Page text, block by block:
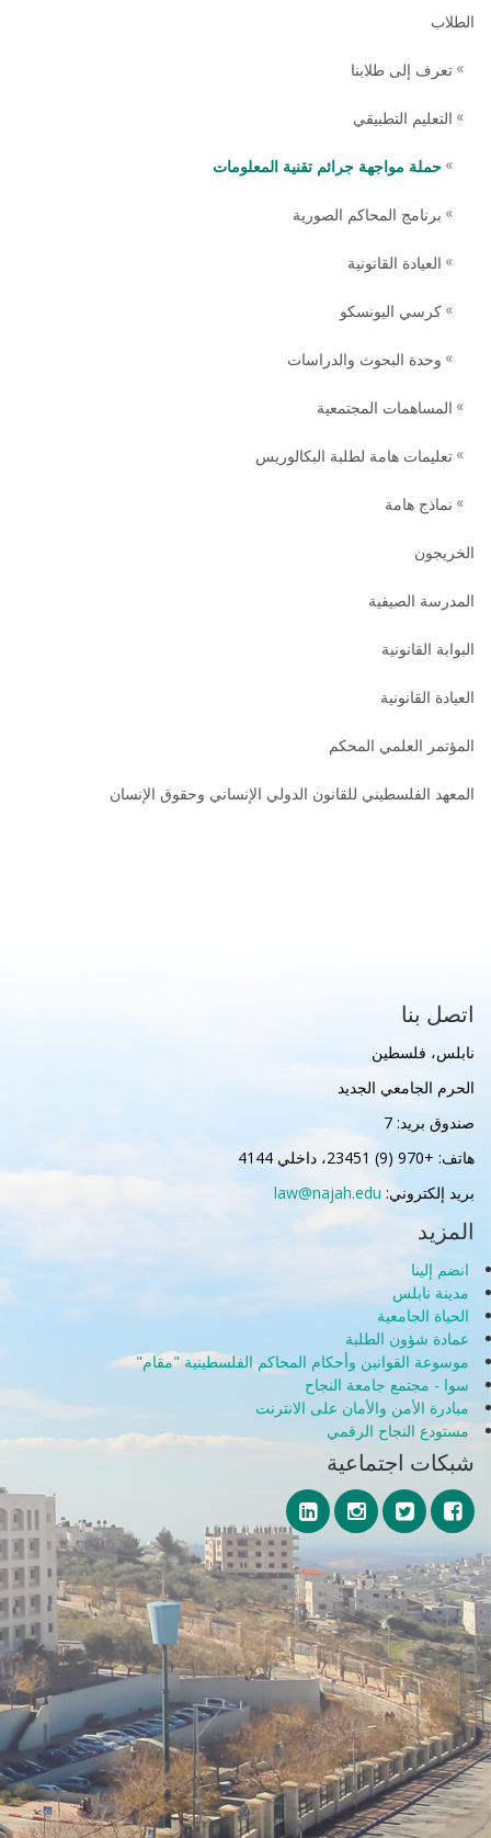
الطلاب
تعرف إلى طلابنا
التعليم التطبيقي
حملة مواجهة جرائم تقنية المعلومات
برنامج المحاكم الصورية
العيادة القانونية
كرسي اليونسكو
وحدة البحوث والدراسات
المساهمات المجتمعية
تعليمات هامة لطلبة البكالوريس
نماذج هامة
الخريجون
المدرسة الصيفية
البوابة القانونية
العيادة القانونية
المؤتمر العلمي المحكم
المعهد الفلسطيني للقانون الدولي الإنساني وحقوق الإنسان
اتصل بنا
نابلس، فلسطين
الحرم الجامعي الجديد
صندوق بريد: 7
هاتف: +970 (9) 23451، داخلي 4144
بريد إلكتروني: law@najah.edu
المزيد
انضم إلينا
مدينة نابلس
الحياة الجامعية
عمادة شؤون الطلبة
موسوعة القوانين وأحكام المحاكم الفلسطينية "مقام"
سوا - مجتمع جامعة النجاح
مبادرة الأمن والأمان على الانترنت
مستودع النجاح الرقمي
شبكات اجتماعية